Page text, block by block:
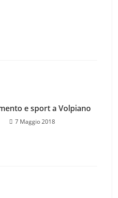
e sport a Volpiano
7 Maggio 2018